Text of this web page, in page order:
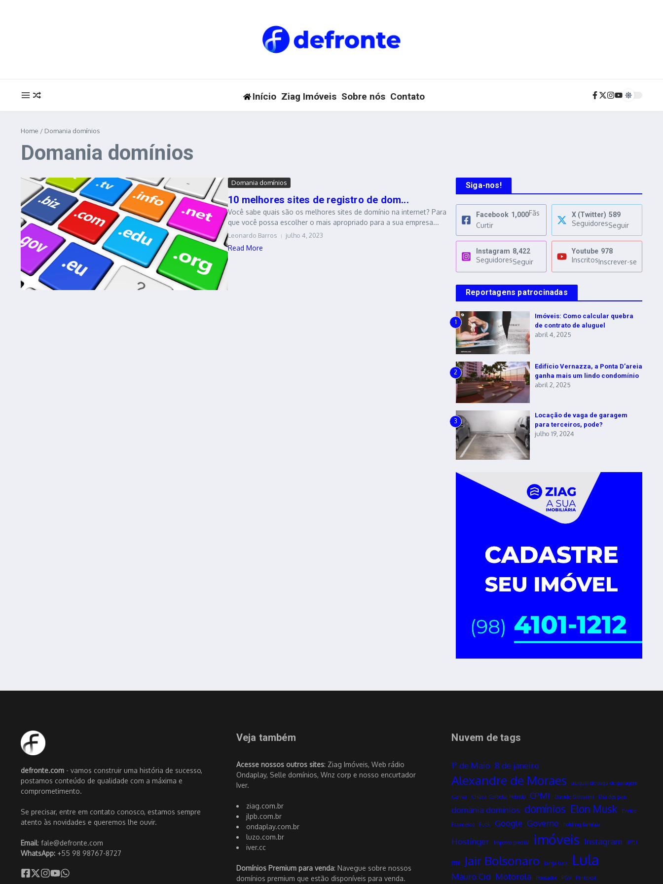
Início Ziag Imóveis Sobre nós Contato
Home / Domania domínios
Domania domínios
Domania domínios
10 melhores sites de registro de dom...
Você sabe quais são os melhores sites de domínio na internet? Para
que você possa escolher o mais apropriado para a sua empresa...
Leonardo Barros julho 4, 2023
Read More
Siga-nos!
Facebook 1,000Fãs
Curtir
X (Twitter) 589
SeguidoresSeguir
Instagram 8,422
SeguidoresSeguir
Youtube 978
InscritosInscrever-se
Reportagens patrocinadas
1
Imóveis: Como calcular quebra
de contrato de aluguel
abril 4, 2025
2
Edifício Vernazza, a Ponta D’areia
ganha mais um lindo condomínio
abril 2, 2025
3
Locação de vaga de garagem
para terceiros, pode?
julho 19, 2024
defronte.com - vamos construir uma história de sucesso,
postamos conteúdo de qualidade com a máxima e
comprometimento.
Se precisar, entre em contato conosco, estamos sempre
atento às novidades e queremos lhe ouvir.
Email: fale@defronte.com
WhatsApp: +55 98 98767-8727
Veja também
Acesse nossos outros sites: Ziag Imóveis, Web rádio
Ondaplay, Selle domínios, Wnz corp e nosso encurtador
Iver.
ziag.com.br
jlpb.com.br
ondaplay.com.br
luzo.com.br
iver.cc
Domínios Premium para venda: Navegue sobre nossos
domínios premium que estão disponíveis para venda.
Nuvem de tags
1º de Maio 8 de janeiro
Alexandre de Moraes
aluguel de vaga de garagem
Canva
Chiara Corbella Petrillo CPMI Davide Giovanni Dia dos pais
domania domínios domínios Elon Musk
Enrico
Francesco
Fuck Google Governo holding familiar
Hostinger Imposto predial imóveis Instagram IPTU
ITBI Jair Bolsonaro Janja Lula Lula
Mauro Cid Motorola Pensador PGV Pinterest